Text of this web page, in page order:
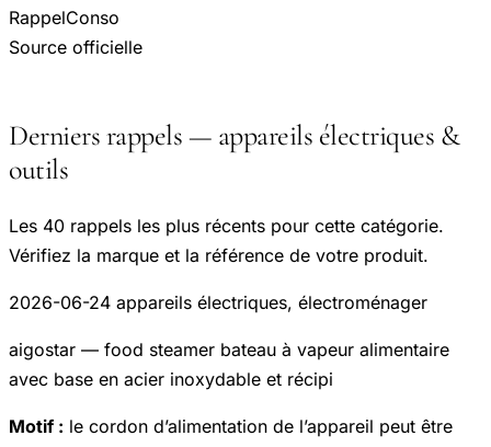
RappelConso
Source officielle
Derniers rappels — appareils électriques &
outils
Les 40 rappels les plus récents pour cette catégorie.
Vérifiez la marque et la référence de votre produit.
2026-06-24 appareils électriques, électroménager
aigostar — food steamer bateau à vapeur alimentaire
avec base en acier inoxydable et récipi
Motif : le cordon d’alimentation de l’appareil peut être